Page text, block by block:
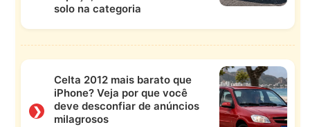
solo na categoria
❯
Celta 2012 mais barato que
iPhone? Veja por que você
deve desconfiar de anúncios
milagrosos